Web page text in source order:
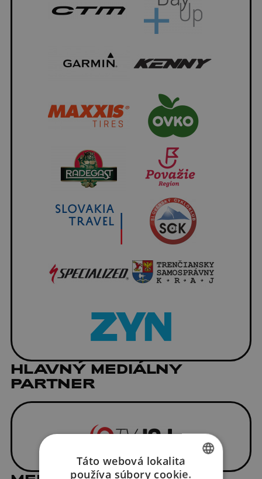
HLAVNÝ MEDIÁLNY
PARTNER
Táto webová lokalita
používa súbory cookie.